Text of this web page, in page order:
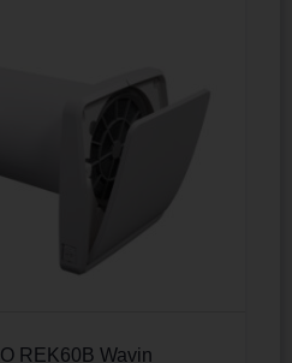
REK60B Wavin